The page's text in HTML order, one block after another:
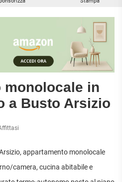
FREQUENTI
APPARTAMENTI
APPARTAMENTI
monolocale in
a Busto Arsizio
appartamento monolocale
camera, cucina abitabile e